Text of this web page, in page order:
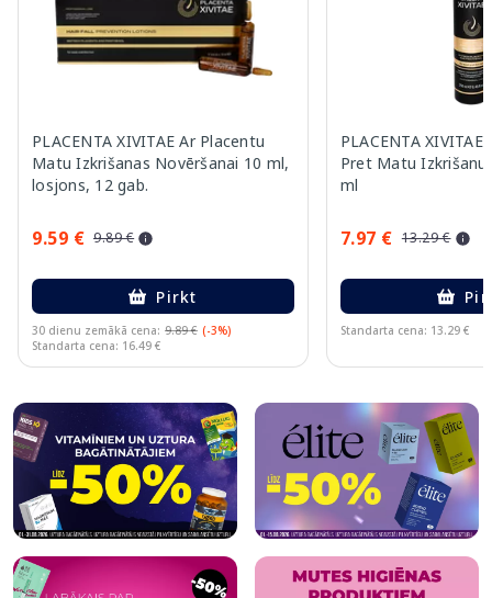
PLACENTA XIVITAE Ar Placentu
Matu Izkrišanas Novēršanai 10 ml,
losjons, 12 gab.
9.59 € 9.89 €
Pirkt
30 dienu zemākā cena: 9.89 € (-3%)
Standarta cena: 16.49 €
PLACENTA
Pret Matu Izkrišanu
ml
7.97 € 13.29 €
Standarta cena: 13.29 €